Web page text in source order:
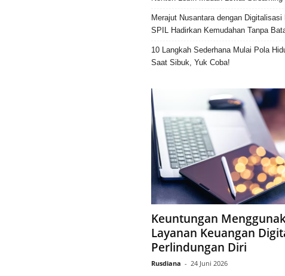
Merajut Nusantara dengan Digitalisasi
SPIL Hadirkan Kemudahan Tanpa
10 Langkah Sederhana Mulai Pola
Saat Sibuk, Yuk Coba!
Keuntungan
Layanan Keuangan
Perlindungan Diri
Rusdiana - 24 Juni 2026